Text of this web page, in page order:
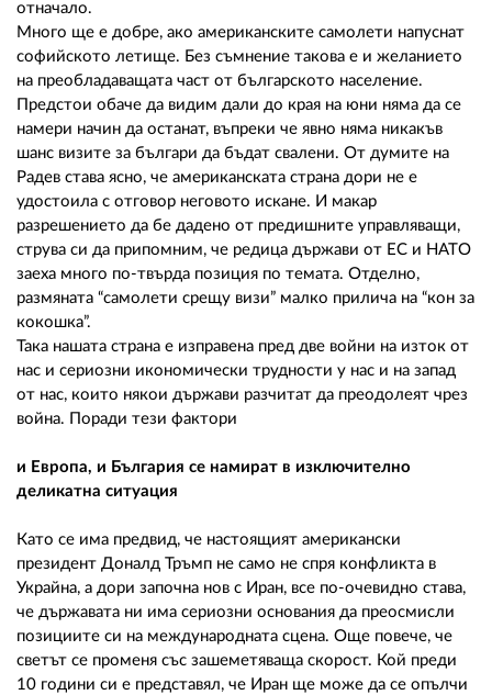
отначало.
Много ще е добре, ако американските самолети напуснат
софийското летище. Без съмнение такова е и желанието
на преобладаващата част от българското население.
Предстои обаче да видим дали до края на юни няма да се
намери начин да останат, въпреки че явно няма никакъв
шанс визите за българи да бъдат свалени. От думите на
Радев става ясно, че американската страна дори не е
удостоила с отговор неговото искане. И макар
разрешението да бе дадено от предишните управляващи,
струва си да припомним, че редица държави от ЕС и НАТО
заеха много по-твърда позиция по темата. Отделно,
размяната “самолети срещу визи” малко прилича на “кон за
кокошка”.
Така нашата страна е изправена пред две войни на изток от
нас и сериозни икономически трудности у нас и на запад
от нас, които някои държави разчитат да преодолеят чрез
война. Поради тези фактори
и Европа, и България се намират в изключително
деликатна ситуация
Като се има предвид, че настоящият американски
президент Доналд Тръмп не само не спря конфликта в
Украйна, а дори започна нов с Иран, все по-очевидно става,
че държавата ни има сериозни основания да преосмисли
позициите си на международната сцена. Още повече, че
светът се променя със зашеметяваща скорост. Кой преди
10 години си е представял, че Иран ще може да се опълчи